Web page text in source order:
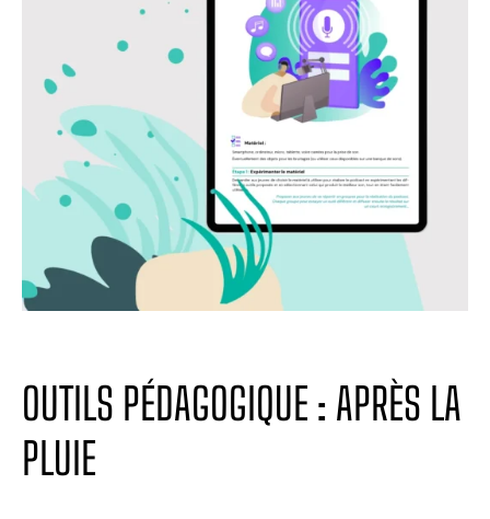
OUTILS PÉDAGOGIQUE : APRÈS LA
PLUIE